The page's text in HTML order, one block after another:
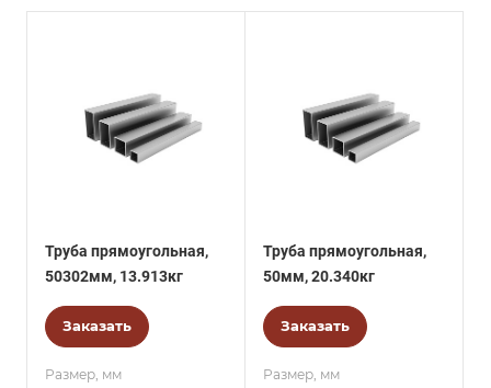
Труба прямоугольная,
50302мм, 13.913кг
Заказать
Размер, мм
Труба прямоугольная,
50мм, 20.340кг
Заказать
Размер, мм